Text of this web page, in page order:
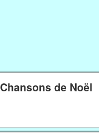
Chansons de Noël